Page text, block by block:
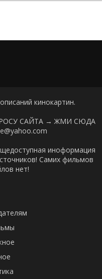
кинокартин.
САЙТА → ЖМИ СЮДА
иноформация
Самих фильмов
нет!